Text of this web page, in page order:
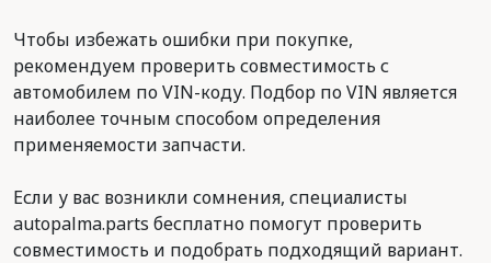
Чтобы избежать ошибки при покупке,
рекомендуем проверить совместимость с
автомобилем по VIN-коду. Подбор по VIN является
наиболее точным способом определения
применяемости запчасти.
Если у вас возникли сомнения, специалисты
autopalma.parts бесплатно помогут проверить
совместимость и подобрать подходящий вариант.